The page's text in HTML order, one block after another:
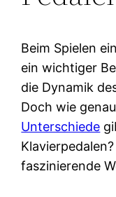
Beim Spielen
ein wichtiger
die Dynamik
Doch wie
Unterschiede
faszinierende